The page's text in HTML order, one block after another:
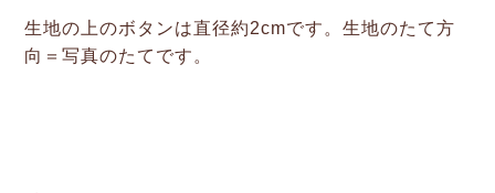
生地の上のボタンは直径約2cmです。生地のたて方
向＝写真のたてです。